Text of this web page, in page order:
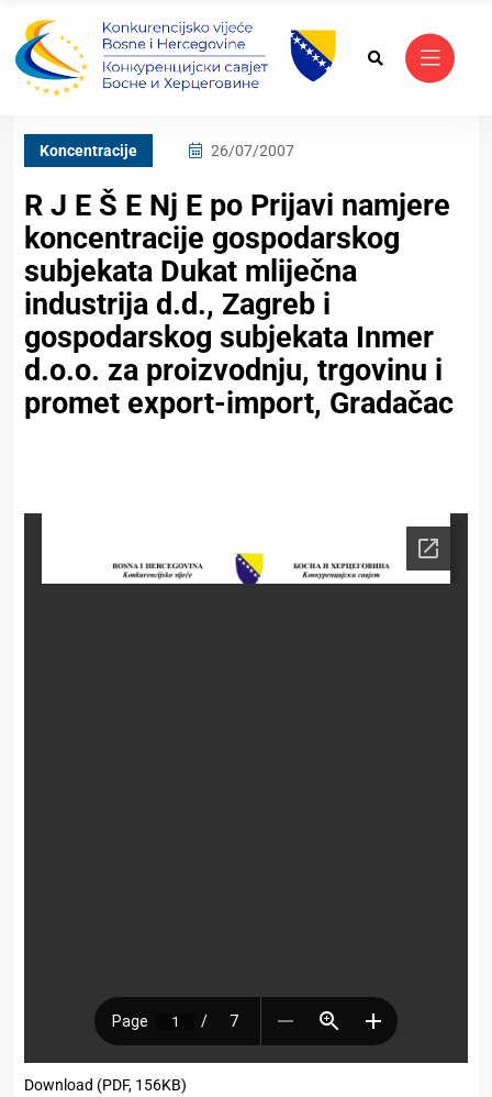
Koncentracije 26/07/2007
R J E Š E Nj E po Prijavi namjere
koncentracije gospodarskog
subjekata Dukat mliječna
industrija d.d., Zagreb i
gospodarskog subjekata Inmer
d.o.o. za proizvodnju, trgovinu i
promet export-import, Gradačac
Download (PDF, 156KB)